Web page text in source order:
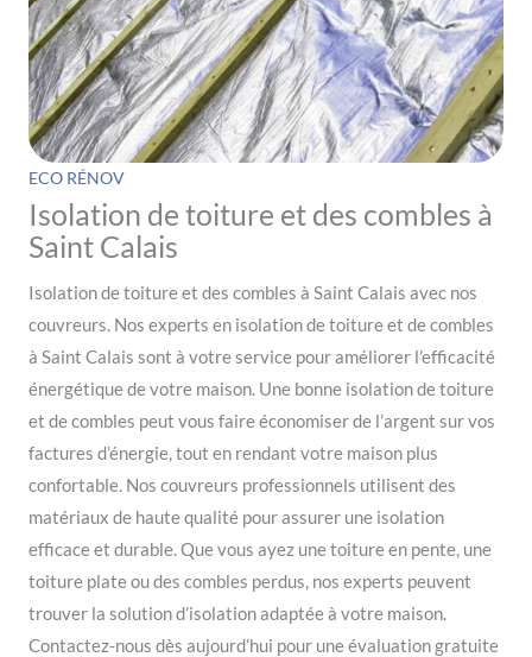
ECO RÉNOV
Isolation de toiture et des combles à
Saint Calais
Isolation de toiture et des combles à Saint Calais avec nos
couvreurs. Nos experts en isolation de toiture et de combles
à Saint Calais sont à votre service pour améliorer l’efficacité
énergétique de votre maison. Une bonne isolation de toiture
et de combles peut vous faire économiser de l’argent sur vos
factures d’énergie, tout en rendant votre maison plus
confortable. Nos couvreurs professionnels utilisent des
matériaux de haute qualité pour assurer une isolation
efficace et durable. Que vous ayez une toiture en pente, une
toiture plate ou des combles perdus, nos experts peuvent
trouver la solution d’isolation adaptée à votre maison.
Contactez-nous dès aujourd’hui pour une évaluation gratuite